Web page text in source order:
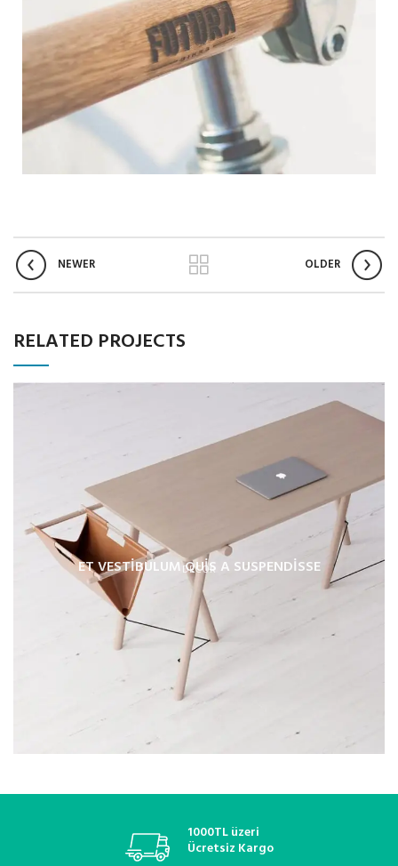
NEWER OLDER
RELATED PROJECTS
DECOR
ET VESTIBULUM QUIS A SUSPENDISSE
1000TL üzeri
Ücretsiz Kargo